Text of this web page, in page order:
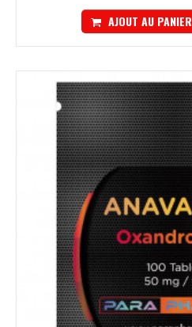
AJOUT AU PANIER